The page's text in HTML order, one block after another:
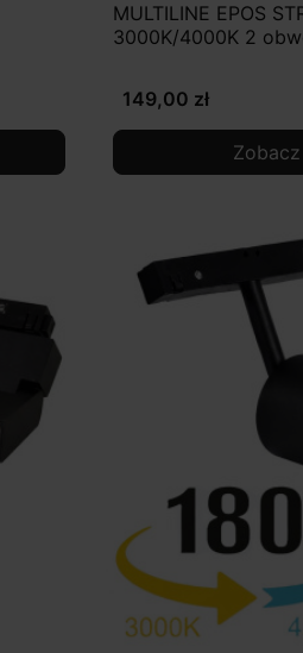
MULTILINE EPOS
3000K/4000K 2
149,00 zł